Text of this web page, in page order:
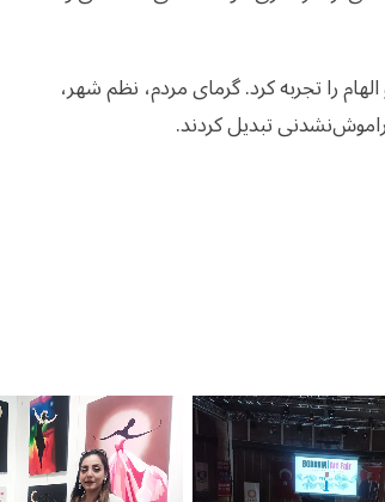
و الهام را تجربه کرد. گرمای مردم، نظم شهر،
تبدیل کردند.